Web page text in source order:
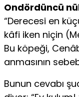
Ondördüncü
“Derecesi en
kâfi iken niçin
Bu köpeği,
anmasının
Bunun cevabı